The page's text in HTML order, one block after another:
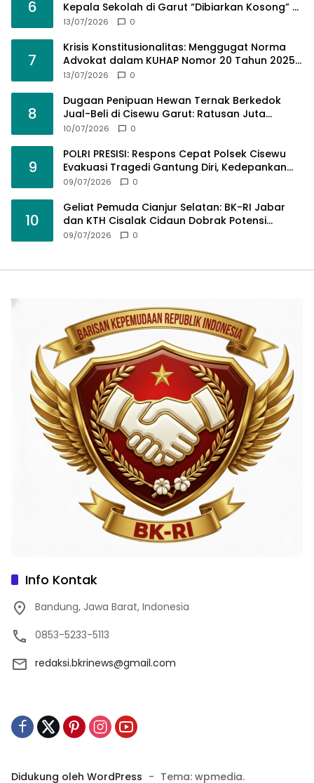
6
Kepala Sekolah di Garut “Dibiarkan Kosong” di
Tengah Tumpukan Guru Kompeten
13/07/2026 0
7
Krisis Konstitusionalitas: Menggugat Norma
Advokat dalam KUHAP Nomor 20 Tahun 2025
demi Keadilan yang Bermartabat
13/07/2026 0
8
Dugaan Penipuan Hewan Ternak Berkedok
Jual-Beli di Cisewu Garut: Ratusan Juta
Rupiah Raib, BK-RI Desak Polda Jabar Turun
10/07/2026 0
9
POLRI PRESISI: Respons Cepat Polsek Cisewu
Evakuasi Tragedi Gantung Diri, Kedepankan
Pendekatan Spiritual dan Hukum Demi Jaga
09/07/2026 0
10
Geliat Pemuda Cianjur Selatan: BK-RI Jabar
dan KTH Cisalak Cidaun Dobrak Potensi
Wisata Berbasis Regulasi
09/07/2026 0
Info Kontak
Bandung, Jawa Barat, Indonesia
0853-5233-5113
redaksi.bkrinews@gmail.com
Didukung oleh WordPress - Tema: wpmedia.